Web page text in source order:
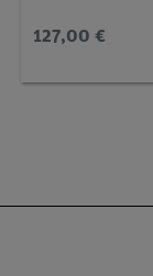
127,00 €